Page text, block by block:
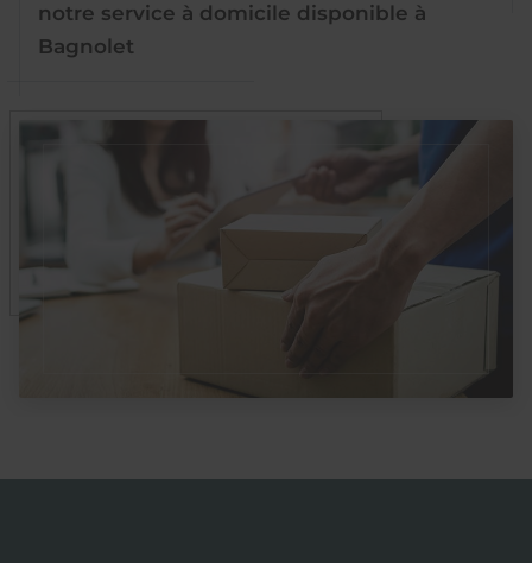
notre service à domicile disponible à
Bagnolet